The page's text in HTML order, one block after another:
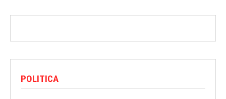
POLITICA